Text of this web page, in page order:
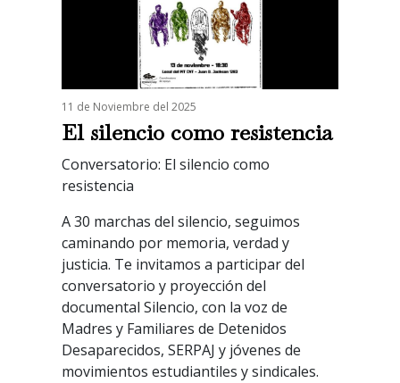
11 de Noviembre del 2025
El silencio como resistencia
Conversatorio: El silencio como
resistencia
A 30 marchas del silencio, seguimos
caminando por memoria, verdad y
justicia. Te invitamos a participar del
conversatorio y proyección del
documental Silencio, con la voz de
Madres y Familiares de Detenidos
Desaparecidos, SERPAJ y jóvenes de
movimientos estudiantiles y sindicales.